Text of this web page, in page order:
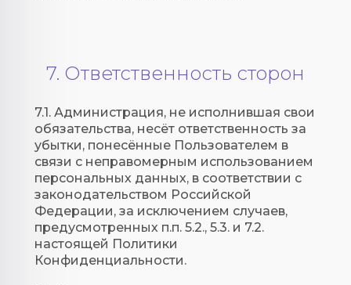
7. Ответственность сторон
7.1. Администрация, не исполнившая свои
обязательства, несёт ответственность за
убытки, понесённые Пользователем в
связи с неправомерным использованием
персональных данных, в соответствии с
законодательством Российской
Федерации, за исключением случаев,
предусмотренных п.п. 5.2., 5.3. и 7.2.
настоящей Политики
Конфиденциальности.